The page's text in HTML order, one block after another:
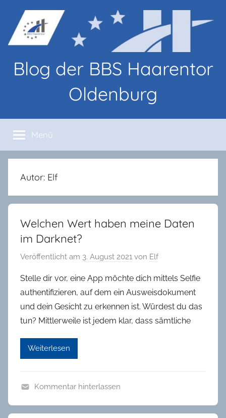
Inhalt
springen
Blog der BBS Haarentor
Oldenburg
von
Lernenden
und
Lehrenden
den
Haarentor
Menü
Autor: Elf
Welchen Wert haben meine Daten
im Darknet?
Veröffentlicht am 3. August 2021 von Elf
Stelle dir vor, eine App möchte dich mittels Selfie
authentifizieren, auf dem ein Ausweisdokument
und dein Gesicht zu erkennen ist. Würdest du das
tun? Mittlerweile ist jedem klar, dass sämtliche
Weiterlesen
l
Kommentar hinterlassen